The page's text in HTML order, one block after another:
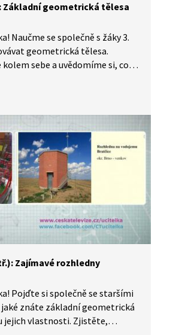
Základní geometrická tělesa
Naučme se společně s žáky 3.
geometrická tělesa.
sebe a uvědomíme si, co
Zajímavé rozhledny
Pojďte si společně se staršími
znáte základní geometrická
jejich vlastnosti. Zjistěte,